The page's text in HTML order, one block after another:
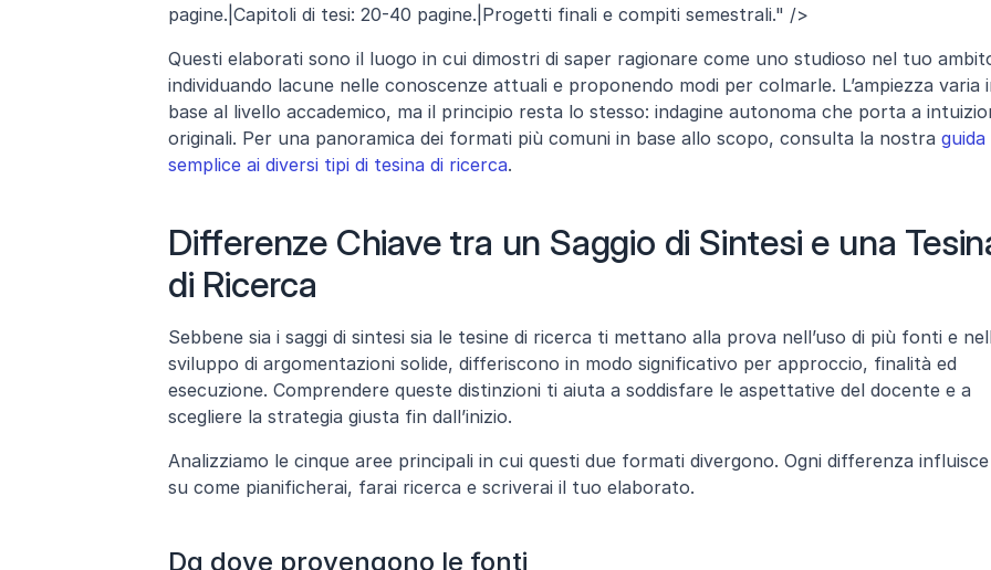
pagine.|Capitoli di tesi: 20-40 pagine.|Progetti finali e compiti semestrali." />
Questi elaborati sono il luogo in cui dimostri di saper ragionare come uno studioso nel tuo
individuando lacune nelle conoscenze attuali e proponendo modi per colmarle. L’ampiezza varia
base al livello accademico, ma il principio resta lo stesso: indagine autonoma che porta a
originali. Per una panoramica dei formati più comuni in base allo scopo, consulta la nostra guida
semplice ai diversi tipi di tesina di ricerca.
Differenze Chiave tra un Saggio di Sintesi e una
di Ricerca
Sebbene sia i saggi di sintesi sia le tesine di ricerca ti mettano alla prova nell’uso di più fonti e
sviluppo di argomentazioni solide, differiscono in modo significativo per approccio, finalità ed
esecuzione. Comprendere queste distinzioni ti aiuta a soddisfare le aspettative del docente e a
scegliere la strategia giusta fin dall’inizio.
Analizziamo le cinque aree principali in cui questi due formati divergono. Ogni differenza influisce
su come pianificherai, farai ricerca e scriverai il tuo elaborato.
Da dove provengono le fonti